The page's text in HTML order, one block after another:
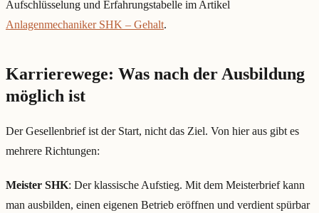
Aufschlüsselung und Erfahrungstabelle im Artikel
Anlagenmechaniker SHK – Gehalt.
Karrierewege: Was nach der Ausbildung
möglich ist
Der Gesellenbrief ist der Start, nicht das Ziel. Von hier aus gibt es
mehrere Richtungen:
Meister SHK: Der klassische Aufstieg. Mit dem Meisterbrief kann
man ausbilden, einen eigenen Betrieb eröffnen und verdient spürbar